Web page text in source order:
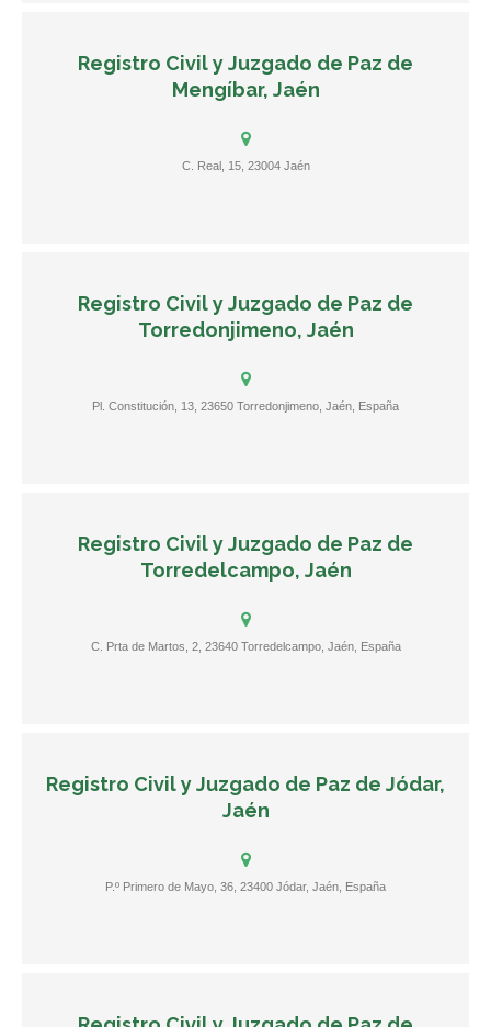
Registro Civil y Juzgado de Paz de
Mengíbar, Jaén
C. Real, 15, 23004 Jaén
Registro Civil y Juzgado de Paz de
Torredonjimeno, Jaén
Pl. Constitución, 13, 23650 Torredonjimeno, Jaén, España
Registro Civil y Juzgado de Paz de
Torredelcampo, Jaén
C. Prta de Martos, 2, 23640 Torredelcampo, Jaén, España
Registro Civil y Juzgado de Paz de Jódar,
Jaén
P.º Primero de Mayo, 36, 23400 Jódar, Jaén, España